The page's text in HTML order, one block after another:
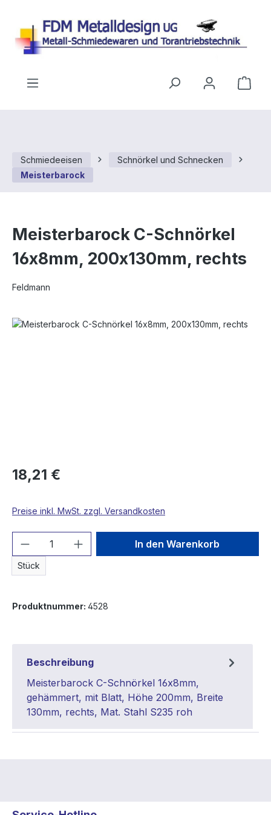
Schmiedeeisen
Schnörkel und Schnecken
Meisterbarock
Meisterbarock C-Schnörkel
16x8mm, 200x130mm, rechts
Feldmann
Bildergalerie überspringen
18,21 €
Preise inkl. MwSt. zzgl. Versandkosten
Produkt Anzahl: Gib den
Stück
In den Warenkorb
Produktnummer: 4528
Beschreibung
Meisterbarock C-Schnörkel 16x8mm,
gehämmert, mit Blatt, Höhe 200mm, Breite
130mm, rechts, Mat. Stahl S235 roh